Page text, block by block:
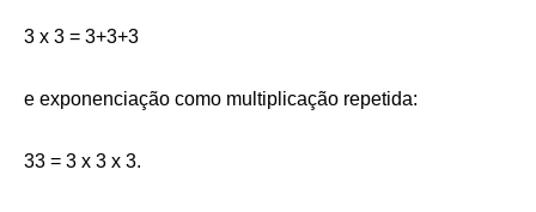
3 x 3 = 3+3+3
e exponenciação como multiplicação repetida:
33 = 3 x 3 x 3.